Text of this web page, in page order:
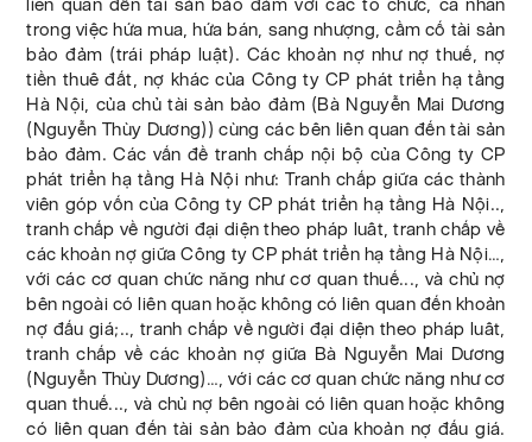
liên quan đến tài sản bảo đảm với các tổ chức, cá nhân
trong việc hứa mua, hứa bán, sang nhượng, cầm cố tài sản
bảo đảm (trái pháp luật). Các khoản nợ như nợ thuế, nợ
tiền thuê đất, nợ khác của Công ty CP phát triển hạ tầng
Hà Nội, của chủ tài sản bảo đảm (Bà Nguyễn Mai Dương
(Nguyễn Thùy Dương)) cùng các bên liên quan đến tài sản
bảo đảm. Các vấn đề tranh chấp nội bộ của Công ty CP
phát triển hạ tầng Hà Nội như: Tranh chấp giữa các thành
viên góp vốn của Công ty CP phát triển hạ tầng Hà Nội..,
tranh chấp về người đại diện theo pháp luât, tranh chấp về
các khoản nợ giữa Công ty CP phát triển hạ tầng Hà Nội…,
với các cơ quan chức năng như cơ quan thuế..., và chủ nợ
bên ngoài có liên quan hoặc không có liên quan đến khoản
nợ đấu giá;.., tranh chấp về người đại diện theo pháp luât,
tranh chấp về các khoản nợ giữa Bà Nguyễn Mai Dương
(Nguyễn Thùy Dương)…, với các cơ quan chức năng như cơ
quan thuế..., và chủ nợ bên ngoài có liên quan hoặc không
có liên quan đến tài sản bảo đảm của khoản nợ đấu giá.